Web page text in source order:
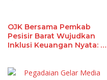
OJK Bersama Pemkab
Pesisir Barat Wujudkan
Inklusi Keuangan Nyata: 15
Asuransi Jiwa